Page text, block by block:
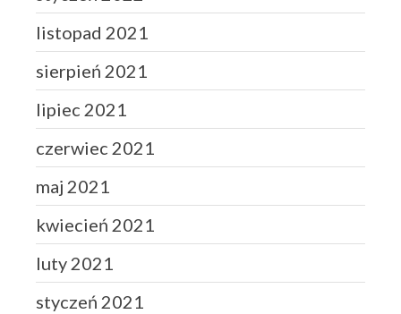
listopad 2021
sierpień 2021
lipiec 2021
czerwiec 2021
maj 2021
kwiecień 2021
luty 2021
styczeń 2021